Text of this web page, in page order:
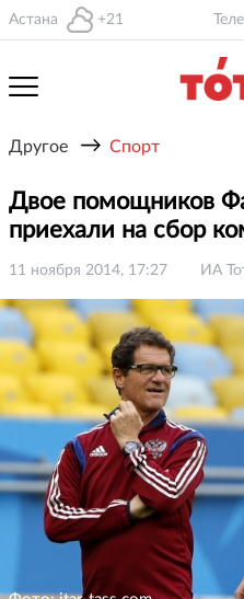
Астана +21
Другое → Спорт
Двое помощников
приехали на сбор
11 ноября 2014, 17:27 ИА